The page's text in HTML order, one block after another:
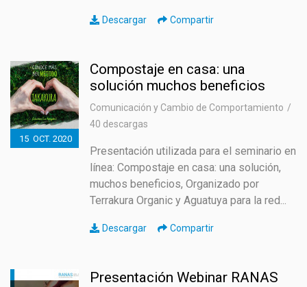
Descargar Compartir
15 OCT. 2020
Compostaje en casa: una
solución muchos beneficios
Comunicación y Cambio de Comportamiento
40 descargas
Presentación utilizada para el seminario en
línea: Compostaje en casa: una solución,
muchos beneficios, Organizado por
Terrakura Organic y Aguatuya para la red...
Descargar Compartir
Presentación Webinar RANAS